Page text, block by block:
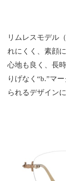
リムレスモデル
れにくく、素顔
心地も良く、長
りげなく“b.”マ
られるデザイン